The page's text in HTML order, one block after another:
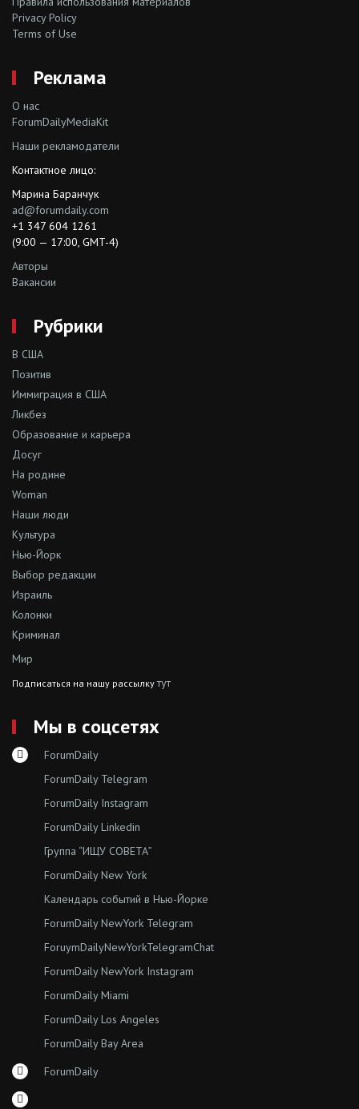
Privacy Policy
Terms of Use
Реклама
О нас
ForumDailyMediaKit
Наши рекламодатели
Контактное лицо:
Марина Баранчук
ad@forumdaily.com
+1 347 604 1261
(9:00 — 17:00, GMT-4)
Авторы
Вакансии
Рубрики
В США
Позитив
Иммиграция в США
Ликбез
Образование и карьера
Досуг
На родине
Woman
Наши люди
Культура
Нью-Йорк
Выбор редакции
Израиль
Колонки
Криминал
Мир
Подписаться на нашу рассылкутут
Мы в соцсетях
ForumDaily
ForumDaily Telegram
ForumDaily Instagram
ForumDaily Linkedin
Группа “ИЩУ СОВЕТА”
ForumDaily New York
Календарь событий в Нью-Йорке
ForumDaily NewYork Telegram
ForuymDailyNewYorkTelegramChat
ForumDaily NewYork Instagram
ForumDaily Miami
ForumDaily Los Angeles
ForumDaily Bay Area
ForumDaily